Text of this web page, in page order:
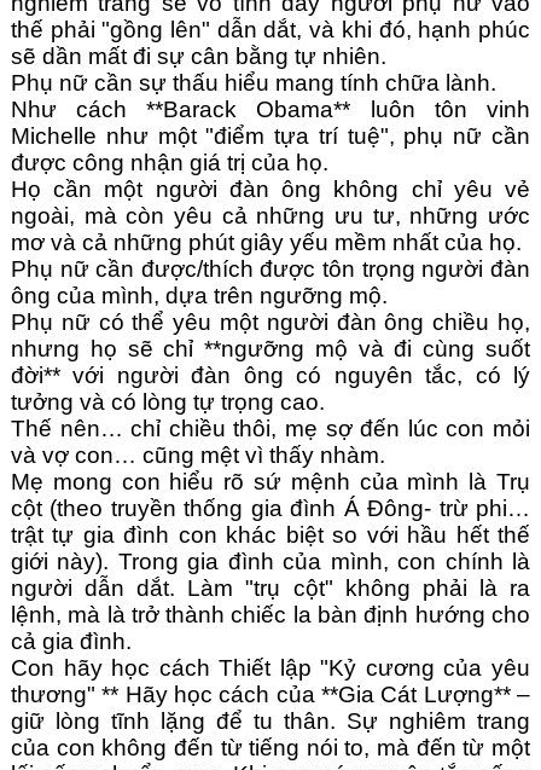
thế phải "gồng lên" dẫn dắt, và khi đó, hạnh phúc
sẽ dần mất đi sự cân bằng tự nhiên.
Phụ nữ cần sự thấu hiểu mang tính chữa lành.
Như cách **Barack Obama** luôn tôn vinh
Michelle như một "điểm tựa trí tuệ", phụ nữ cần
được công nhận giá trị của họ.
Họ cần một người đàn ông không chỉ yêu vẻ
ngoài, mà còn yêu cả những ưu tư, những ước
mơ và cả những phút giây yếu mềm nhất của họ.
Phụ nữ cần được/thích được tôn trọng người đàn
ông của mình, dựa trên ngưỡng mộ.
Phụ nữ có thể yêu một người đàn ông chiều họ,
nhưng họ sẽ chỉ **ngưỡng mộ và đi cùng suốt
đời** với người đàn ông có nguyên tắc, có lý
tưởng và có lòng tự trọng cao.
Thế nên… chỉ chiều thôi, mẹ sợ đến lúc con mỏi
và vợ con… cũng mệt vì thấy nhàm.
Mẹ mong con hiểu rõ sứ mệnh của mình là Trụ
cột (theo truyền thống gia đình Á Đông- trừ phi…
trật tự gia đình con khác biệt so với hầu hết thế
giới này). Trong gia đình của mình, con chính là
người dẫn dắt. Làm "trụ cột" không phải là ra
lệnh, mà là trở thành chiếc la bàn định hướng cho
cả gia đình.
Con hãy học cách Thiết lập "Kỷ cương của yêu
thương" ** Hãy học cách của **Gia Cát Lượng** –
giữ lòng tĩnh lặng để tu thân. Sự nghiêm trang
của con không đến từ tiếng nói to, mà đến từ một